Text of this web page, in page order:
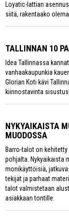
Loyatic-lattian
siitä, rakentaako
TALLINNAN 10
Idea Tallinnassa
vanhaakaupunkia
Glorian Koti kävi
kiinnostavinta
NYKYAIKAISTA
MUODOSSA
Barro-talot on
pohjalta. Nykyaikaista
monikäyttöisiä,
tekijät ja parhaat
talot valmistetaan
asiakkaan tontille.